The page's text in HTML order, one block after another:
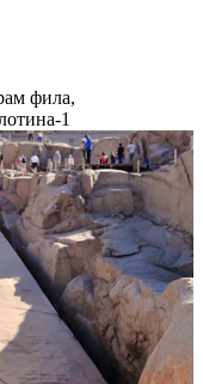
фила,
1